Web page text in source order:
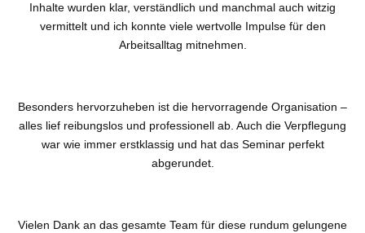
Inhalte wurden klar, verständlich und manchmal auch witzig
vermittelt und ich konnte viele wertvolle Impulse für den
Arbeitsalltag mitnehmen.
Besonders hervorzuheben ist die hervorragende Organisation –
alles lief reibungslos und professionell ab. Auch die Verpflegung
war wie immer erstklassig und hat das Seminar perfekt
abgerundet.
Vielen Dank an das gesamte Team für diese rundum gelungene